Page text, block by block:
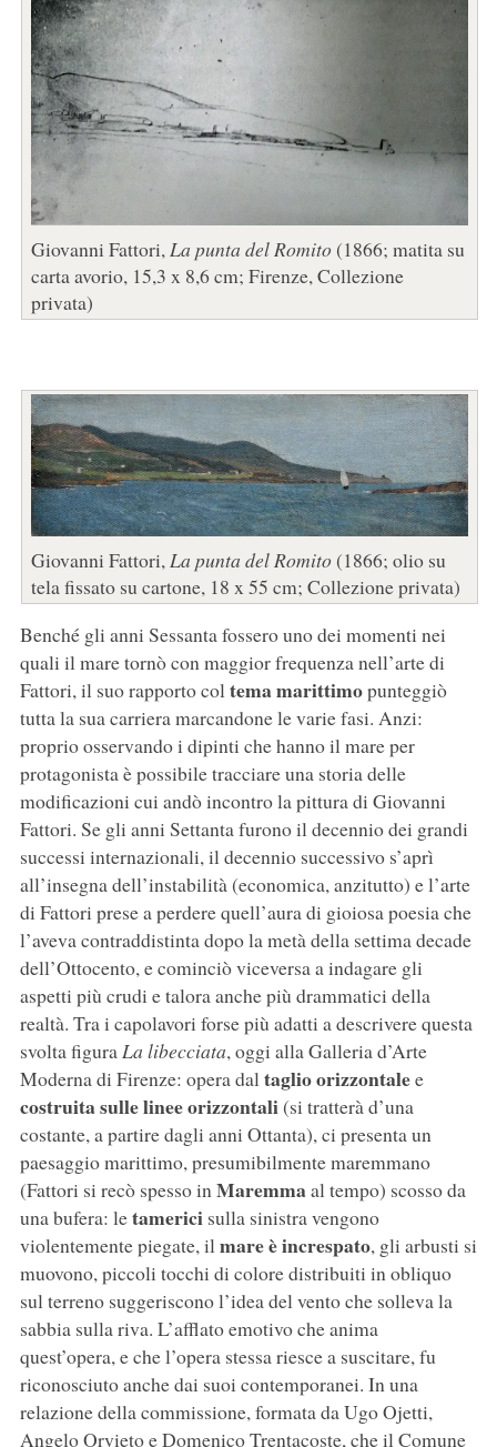
Giovanni Fattori,La punta del Romito(1866; matita su
carta avorio, 15,3 x 8,6 cm; Firenze, Collezione
privata)
Giovanni Fattori,La punta del Romito(1866; olio su
tela fissato su cartone, 18 x 55 cm; Collezione privata)
Benché gli anni Sessanta fossero uno dei momenti nei
quali il mare tornò con maggior frequenza nell’arte di
Fattori, il suo rapporto coltema marittimopunteggiò
tutta la sua carriera marcandone le varie fasi. Anzi:
proprio osservando i dipinti che hanno il mare per
protagonista è possibile tracciare una storia delle
modificazioni cui andò incontro la pittura di Giovanni
Fattori. Se gli anni Settanta furono il decennio dei grandi
successi internazionali, il decennio successivo s’aprì
all’insegna dell’instabilità (economica, anzitutto) e l’arte
di Fattori prese a perdere quell’aura di gioiosa poesia che
l’aveva contraddistinta dopo la metà della settima decade
dell’Ottocento, e cominciò viceversa a indagare gli
aspetti più crudi e talora anche più drammatici della
realtà. Tra i capolavori forse più adatti a descrivere questa
svolta figuraLa libecciata, oggi alla Galleria d’Arte
Moderna di Firenze: opera daltaglio orizzontalee
costruita sulle linee orizzontali(si tratterà d’una
costante, a partire dagli anni Ottanta), ci presenta un
paesaggio marittimo, presumibilmente maremmano
(Fattori si recò spesso inMaremmaal tempo) scosso da
una bufera: letamericisulla sinistra vengono
violentemente piegate, ilmare è increspato, gli arbusti si
muovono, piccoli tocchi di colore distribuiti in obliquo
sul terreno suggeriscono l’idea del vento che solleva la
sabbia sulla riva. L’afflato emotivo che anima
quest’opera, e che l’opera stessa riesce a suscitare, fu
riconosciuto anche dai suoi contemporanei. In una
relazione della commissione, formata da Ugo Ojetti,
Angelo Orvieto e Domenico Trentacoste, che il Comune